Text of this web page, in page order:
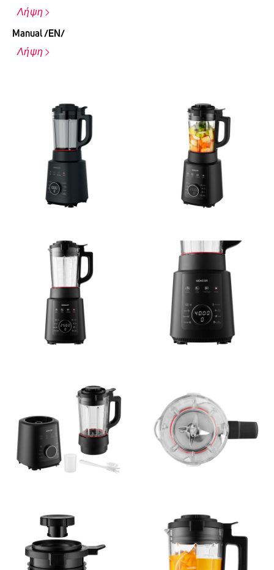
Λήψη
Manual /EN/
Λήψη